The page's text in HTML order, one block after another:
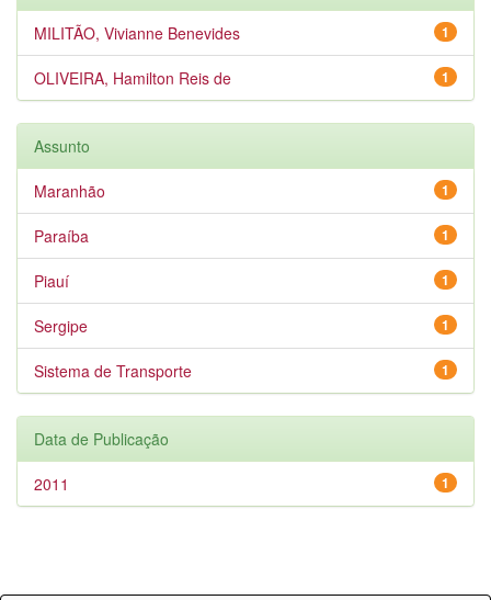
1
MILITÃO, Vivianne Benevides
1
OLIVEIRA, Hamilton Reis de
Assunto
1
Maranhão
1
Paraíba
1
Piauí
1
Sergipe
1
Sistema de Transporte
Data de Publicação
1
2011